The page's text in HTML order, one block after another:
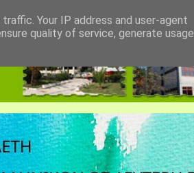
Your IP address and user-agent
quality of service, generate usage